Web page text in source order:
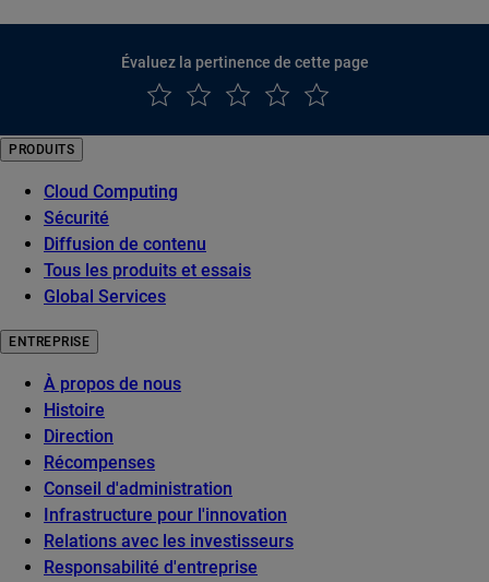
Évaluez la pertinence de cette page
PRODUITS
Cloud Computing
Sécurité
Diffusion de contenu
Tous les produits et essais
Global Services
ENTREPRISE
À propos de nous
Histoire
Direction
Récompenses
Conseil d'administration
Infrastructure pour l'innovation
Relations avec les investisseurs
Responsabilité d'entreprise